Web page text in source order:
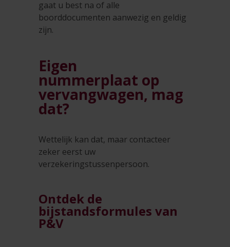
gaat u best na of alle
boorddocumenten aanwezig en geldig
zijn.
Eigen
nummerplaat op
vervangwagen, mag
dat?
Wettelijk kan dat, maar contacteer
zeker eerst uw
verzekeringstussenpersoon.
Ontdek de
bijstandsformules van
P&V